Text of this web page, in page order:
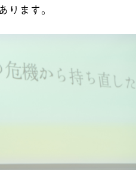
ります。